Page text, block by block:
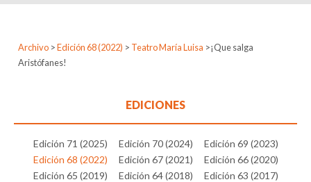
Archivo > Edición 68 (2022) > Teatro María Luisa >¡Que salga
Aristófanes!
EDICIONES
Edición 71 (2025) Edición 70 (2024)
Edición 69 (2023)
Edición 68 (2022)
Edición 67 (2021)
Edición 66 (2020)
Edición 65 (2019)
Edición 64 (2018)
Edición 63 (2017)